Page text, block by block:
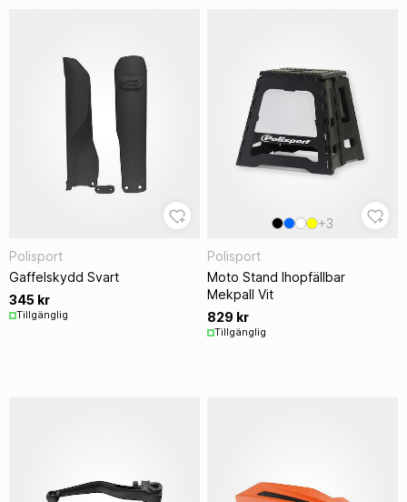
Polisport
Gaffelskydd Svart
345 kr
Tillgänglig
+3
Polisport
Moto Stand Ihopfällbar
Mekpall Vit
829 kr
Tillgänglig